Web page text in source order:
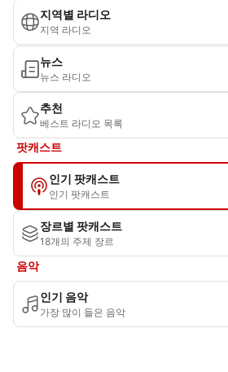
지역별 라디오
지역 라디오
뉴스
뉴스 라디오
추천
베스트 라디오 목록
팟캐스트
인기 팟캐스트
인기 팟캐스트
장르별 팟캐스트
18개의 주제 장르
음악
인기 음악
가장 많이 들은 음악